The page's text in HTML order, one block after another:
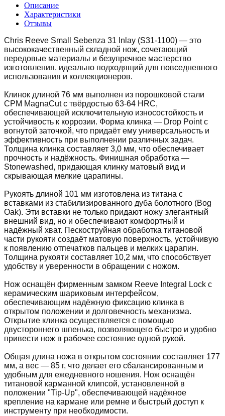
Описание
Характеристики
Отзывы
Chris Reeve Small Sebenza 31 Inlay (S31-1100) — это
высококачественный складной нож, сочетающий
передовые материалы и безупречное мастерство
изготовления, идеально подходящий для повседневного
использования и коллекционеров.
Клинок длиной 76 мм выполнен из порошковой стали
CPM MagnaCut с твёрдостью 63-64 HRC,
обеспечивающей исключительную износостойкость и
устойчивость к коррозии. Форма клинка — Drop Point с
вогнутой заточкой, что придаёт ему универсальность и
эффективность при выполнении различных задач.
Толщина клинка составляет 3,0 мм, что обеспечивает
прочность и надёжность. Финишная обработка —
Stonewashed, придающая клинку матовый вид и
скрывающая мелкие царапины.
Рукоять длиной 101 мм изготовлена из титана с
вставками из стабилизированного дуба болотного (Bog
Oak). Эти вставки не только придают ножу элегантный
внешний вид, но и обеспечивают комфортный и
надёжный хват. Пескоструйная обработка титановой
части рукояти создаёт матовую поверхность, устойчивую
к появлению отпечатков пальцев и мелких царапин.
Толщина рукояти составляет 10,2 мм, что способствует
удобству и уверенности в обращении с ножом.
Нож оснащён фирменным замком Reeve Integral Lock с
керамическим шариковым интерфейсом,
обеспечивающим надёжную фиксацию клинка в
открытом положении и долговечность механизма.
Открытие клинка осуществляется с помощью
двустороннего шпенька, позволяющего быстро и удобно
привести нож в рабочее состояние одной рукой.
Общая длина ножа в открытом состоянии составляет 177
мм, а вес — 85 г, что делает его сбалансированным и
удобным для ежедневного ношения. Нож оснащён
титановой карманной клипсой, установленной в
положении "Tip-Up", обеспечивающей надёжное
крепление на кармане или ремне и быстрый доступ к
инструменту при необходимости.